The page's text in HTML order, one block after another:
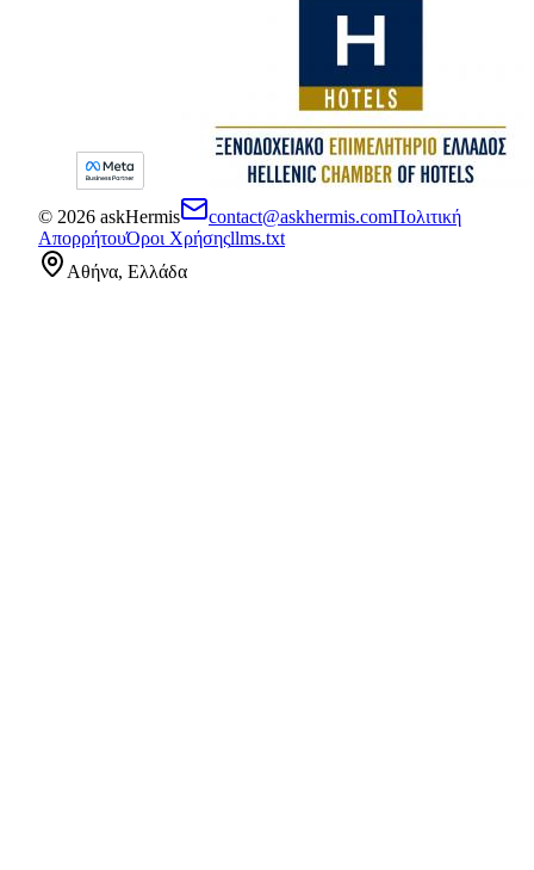
© 2026 askHermis contact@askhermis.comΠολιτική
ΑπορρήτουΌροι Χρήσηςllms.txt
Αθήνα, Ελλάδα